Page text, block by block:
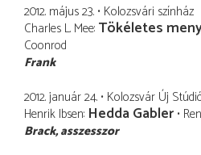
2012. május 23. Kolozsvári színház
Charles L. Mee Tökéletes
Coonrod
Frank
2012. január 24. Kolozsvár Új
Henrik Ibsen Hedda Gabler
Brack asszesszor